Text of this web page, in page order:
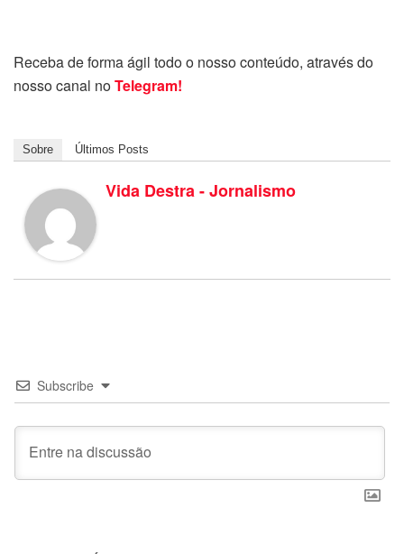
Receba de forma ágil todo o nosso conteúdo, através do
nosso canal noTelegram!
Sobre Últimos Posts
Vida Destra - Jornalismo
Subscribe